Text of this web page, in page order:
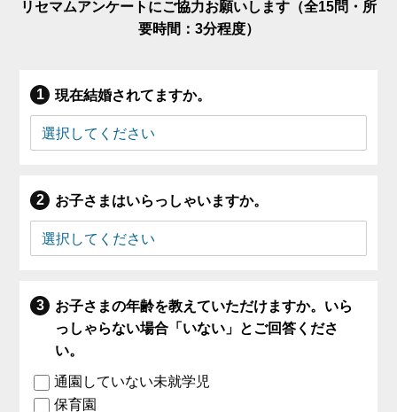
リセマムアンケートにご協力お願いします（全15問・所
要時間：3分程度）
現在結婚されてますか。
お子さまはいらっしゃいますか。
お子さまの年齢を教えていただけますか。いら
っしゃらない場合「いない」とご回答くださ
い。
通園していない未就学児
保育園